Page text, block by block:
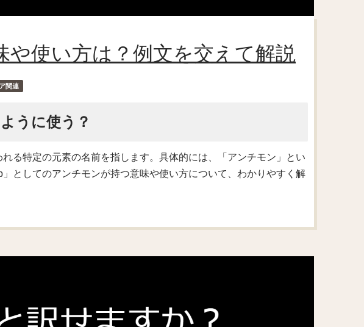
や使い方は？例文を交えて解説
関連
うに使う？
る特定の元素の名前を指します。具体的には、「アンチモン」とい
としてのアンチモンが持つ意味や使い方について、わかりやすく解